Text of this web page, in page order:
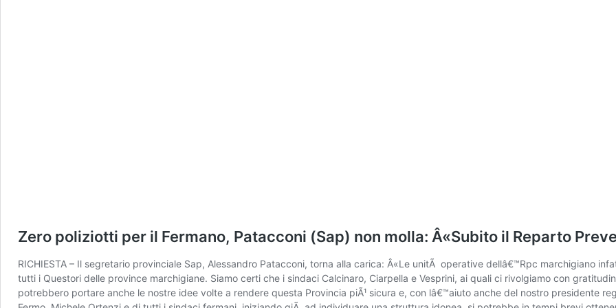
Zero poliziotti per il Fermano, Patacconi (Sap) non molla: Â«Subito il Reparto
RICHIESTA – Il segretario provinciale Sap, Alessandro Patacconi, torna alla carica: Â«Le unitÃ operative dellâ€™Rpc marchigiano
tutti i Questori delle province marchigiane. Siamo certi che i sindaci Calcinaro, Ciarpella e Vesprini, ai quali ci rivolgiamo con
potrebbero portare anche le nostre idee volte a rendere questa Provincia piÃ¹ sicura e, con lâ€™aiuto anche del nostro presidente